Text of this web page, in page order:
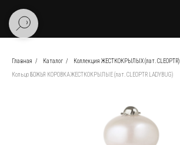
Главная / Каталог / Коллекция ЖЕСТКОКРЫЛЫХ (лат. CLEOPTR)
Кольцо БОЖЬЯ КОРОВКА ЖЕСТКОКРЫЛЫЕ (лат. CLEOPTR LADYBUG)